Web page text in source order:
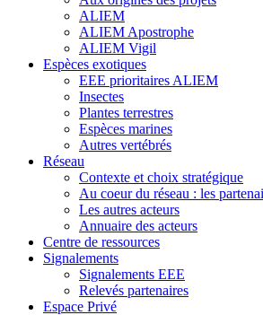
ALIEM
ALIEM Apostrophe
ALIEM Vigil
Espèces exotiques
EEE prioritaires ALIEM
Insectes
Plantes terrestres
Espèces marines
Autres vertébrés
Réseau
Contexte et choix stratégique
Au coeur du réseau : les
Les autres acteurs
Annuaire des acteurs
Centre de ressources
Signalements
Signalements EEE
Relevés partenaires
Espace Privé